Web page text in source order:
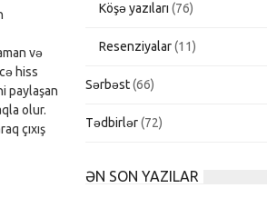
və
hiss
paylaşan
olur.
çıxış
Köşə yazıları (76)
Resenziyalar(11)
Sərbəst(66)
Tədbirlər(72)
ƏN SON YAZILAR